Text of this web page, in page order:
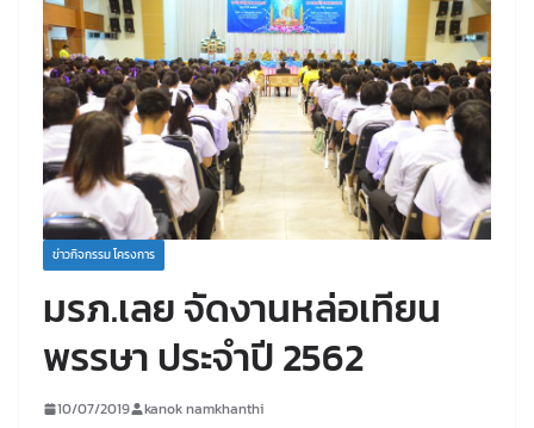
ข่าวกิจกรรม โครงการ
มรภ.เลย จัดงานหล่อเทียน
พรรษา ประจำปี 2562
10/07/2019 kanok namkhanthi